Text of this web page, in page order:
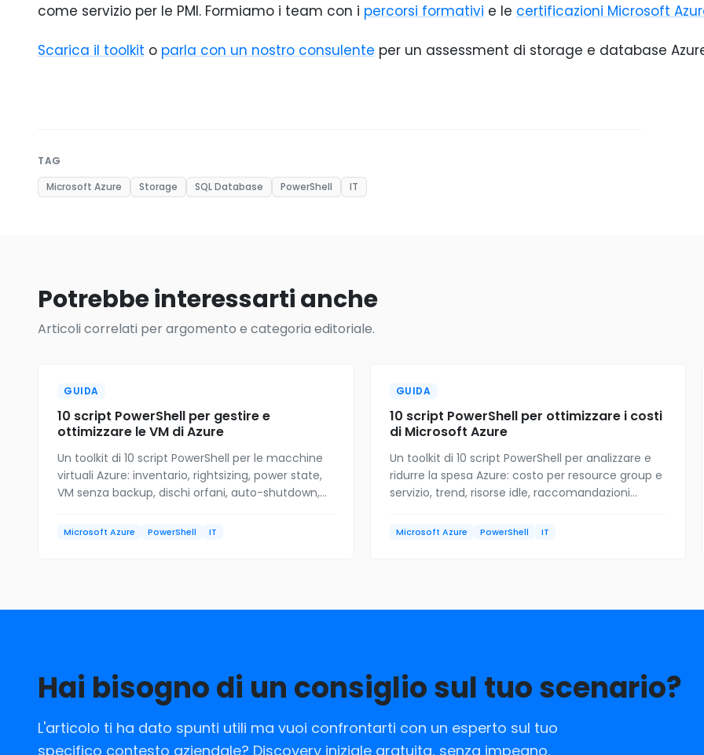
come servizio per le PMI. Formiamo i team con i percorsi formativi e le certificazioni Microsoft
Scarica il toolkit o parla con un nostro consulente per un assessment di storage e database
TAG
Microsoft Azure
Storage SQL Database PowerShell IT
Potrebbe interessarti anche
Articoli correlati per argomento e categoria editoriale.
GUIDA
10 script PowerShell per gestire e
ottimizzare le VM di Azure
Un toolkit di 10 script PowerShell per le macchine
virtuali Azure: inventario, rightsizing, power state,
VM senza backup, dischi orfani, auto-shutdown,
Microsoft Azure PowerShell IT
GUIDA
10 script PowerShell per ottimizzare i costi
di Microsoft Azure
Un toolkit di 10 script PowerShell per analizzare e
ridurre la spesa Azure: costo per resource group e
servizio, trend, risorse idle, raccomandazioni
Microsoft Azure PowerShell IT
Hai bisogno di un consiglio sul tuo scenario?
L'articolo ti ha dato spunti utili ma vuoi confrontarti con un esperto sul tuo
specifico contesto aziendale? Discovery iniziale gratuita, senza impegno.